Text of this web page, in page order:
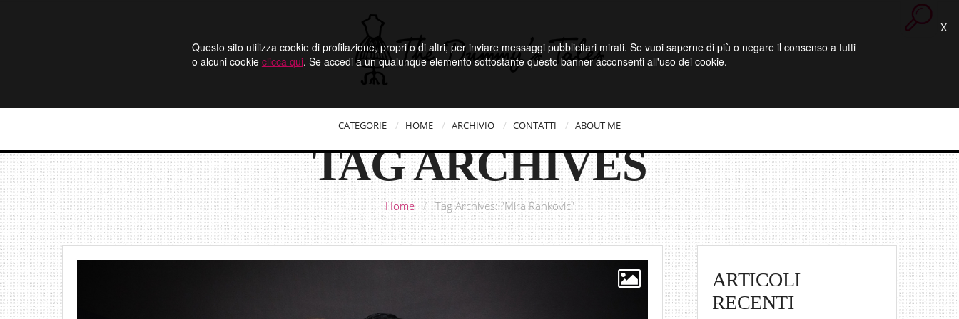
Questo sito utilizza cookie di profilazione, propri o di altri, per inviare messaggi pubblicitari mirati. Se vuoi saperne di più o negare il consenso a tutti
o alcuni cookie clicca qui. Se accedi a un qualunque elemento sottostante questo banner acconsenti all'uso dei cookie.
X
CATEGORIE HOME ARCHIVIO CONTATTI ABOUT ME
TAG ARCHIVES
Home / Tag Archives: "Mira Rankovic"
ARTICOLI
RECENTI